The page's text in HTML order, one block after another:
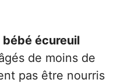
bébé écureuil
de moins de
pas être nourris